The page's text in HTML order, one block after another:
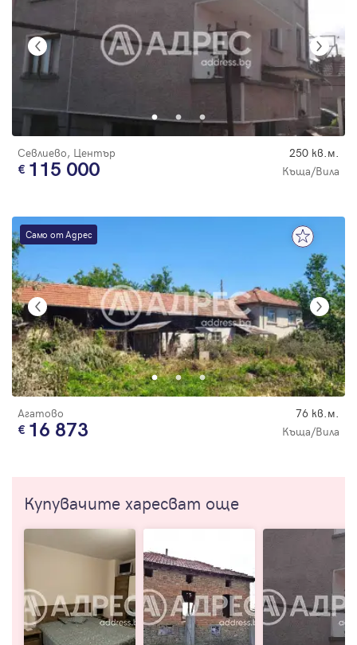
Севлиево, Център 250 кв.м.
115 000 Къща/Вила
Само от Адрес
Агатово 76 кв.м.
16 873 Къща/Вила
Купувачите харесват още